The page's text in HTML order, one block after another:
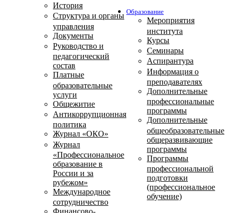
История
Структура и органы
управления
Документы
Руководство и
педагогический
состав
Платные
образовательные
услуги
Общежитие
Антикоррупционная
политика
Журнал «ОКО»
Журнал
«Профессиональное
образование в
России и за
рубежом»
Международное
сотрудничество
Образование
Мероприятия
института
Курсы
Семинары
Аспирантура
Информация о
преподавателях
Дополнительные
профессиональные
программы
Дополнительные
общеобразовательные
общеразвивающие
программы
Программы
профессиональной
подготовки
(профессиональное
обучение)